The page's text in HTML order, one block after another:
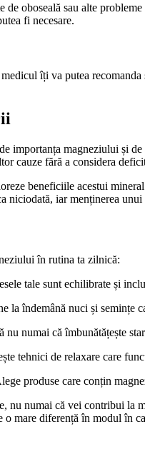
oboseală sau alte
fi necesare.
îți va putea
importanța magneziului și
cauze fără a considera
beneficiile acestui
niciodată, iar menținerea
în rutina ta zilnică:
tale sunt echilibrate și
la îndemână nuci și semințe
numai că îmbunătățește
tehnici de relaxare care
produse care conțin
nu numai că vei contribui
mare diferență în modul în